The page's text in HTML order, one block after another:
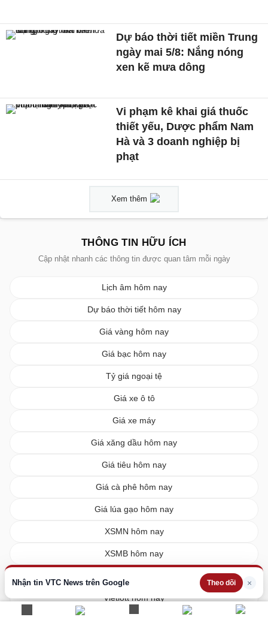
Nhận tin VTC News trên Google Theo dõi ×
Dự báo thời tiết miền Trung
ngày mai 5/8: Nắng nóng
xen kẽ mưa dông
Vi phạm kê khai giá thuốc
thiết yếu, Dược phẩm Nam
Hà và 3 doanh nghiệp bị
phạt
Xem thêm
THÔNG TIN HỮU ÍCH
Cập nhật nhanh các thông tin được quan tâm mỗi ngày
Lịch âm hôm nay
Dự báo thời tiết hôm nay
Giá vàng hôm nay
Giá bạc hôm nay
Tỷ giá ngoại tệ
Giá xe ô tô
Giá xe máy
Giá xăng dầu hôm nay
Giá tiêu hôm nay
Giá cà phê hôm nay
Giá lúa gạo hôm nay
XSMN hôm nay
XSMB hôm nay
Vietlott hôm nay